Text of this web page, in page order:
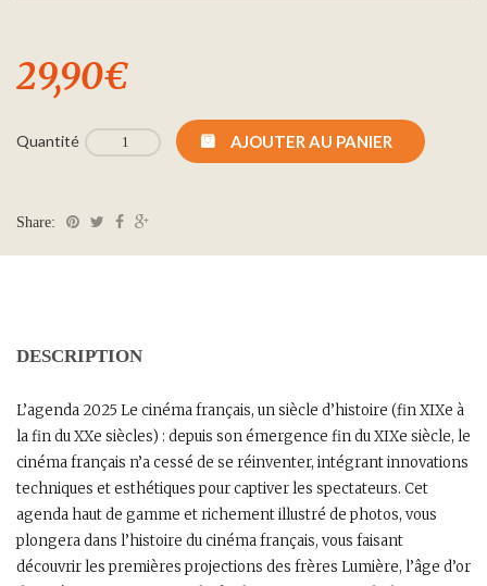
29,90€
AJOUTER AU PANIER
Share:
L’agenda 2025 Le cinéma français, un siècle d’histoire (fin XIXe à
la fin du XXe siècles) : depuis son émergence fin du XIXe siècle, le
cinéma français n’a cessé de se réinventer, intégrant innovations
techniques et esthétiques pour captiver les spectateurs. Cet
agenda haut de gamme et richement illustré de photos, vous
plongera dans l’histoire du cinéma français, vous faisant
découvrir les premières projections des frères Lumière, l’âge d’or